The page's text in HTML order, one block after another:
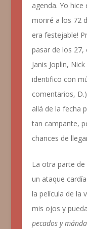
agenda. Yo
moriré a los 72
era festejable!
pasar de los
Janis Joplin,
identifico con
comentarios,
allá de la fecha
tan campante,
chances de
La otra parte
un ataque
la película de la
mis ojos y
pecados y